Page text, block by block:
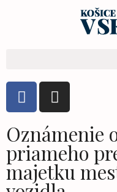
Oznámenie
priameho
majetku